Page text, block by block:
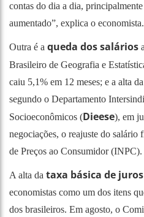
contas do dia a dia,
aumentado”, explica o economista.
Outra é a queda dos salários
Brasileiro de Geografia e
caiu 5,1% em 12 meses; e a alta
segundo o Departamento
Socioeconômicos (Dieese), em
negociações, o reajuste do
de Preços ao Consumidor (INPC).
A alta da taxa básica de juros
economistas como um dos itens
dos brasileiros. Em agosto, o